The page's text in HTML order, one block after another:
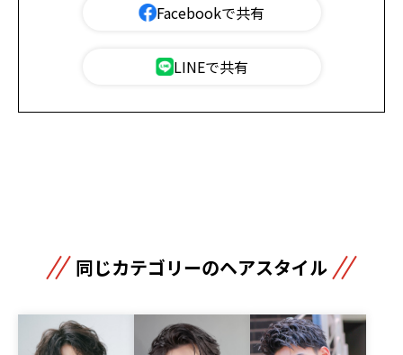
Facebookで共有
LINEで共有
同じカテゴリーのヘアスタイル